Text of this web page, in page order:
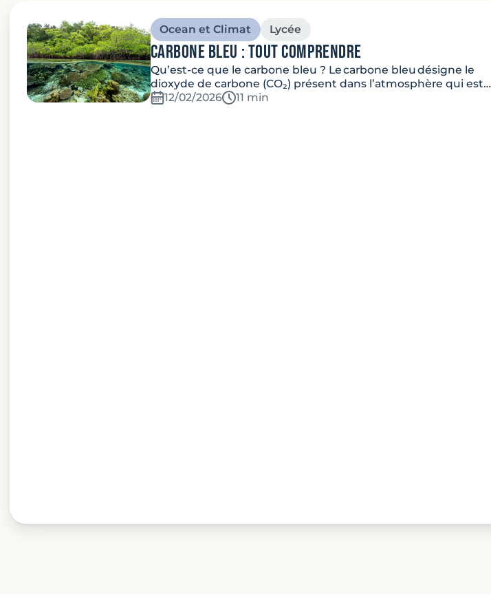
Ocean et Climat Lycée
carbone bleu : Tout comprendre
Qu’est-ce que le carbone bleu ? Le carbone bleu désigne le
dioxyde de carbone (CO₂) présent dans l’atmosphère qui est…
12/02/2026
Temps de lecture:
11 min